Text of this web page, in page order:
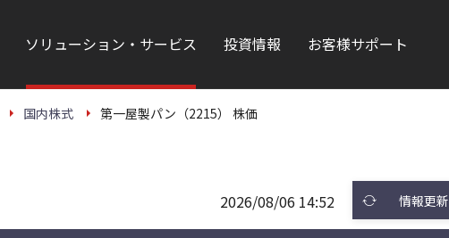
ソリューション・サービス 投資情報 お客様サポート
国内株式 第一屋製パン（2215） 株価
2026/08/06 14:52 情報更新